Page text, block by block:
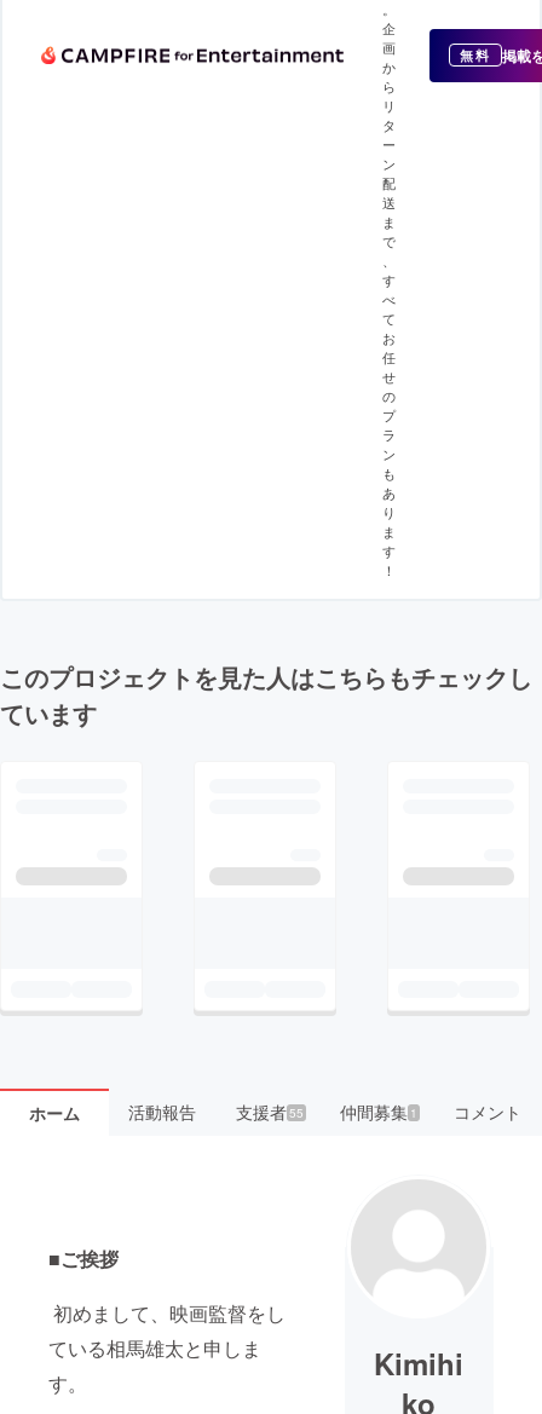
企
画
か
ら
リ
タ
ー
ン
配
送
ま
で
す
べ
て
お
任
せ
の
プ
ラ
ン
も
あ
り
ま
す
！
無料 掲載
このプロジェクトを見た人はこちらもチェックし
ています
ホーム 活動報告 支援者55 仲間募集 1 コメント
■ご挨拶
初めまして、映画監督をし
ている相馬雄太と申しま
す。
Kimihi
ko